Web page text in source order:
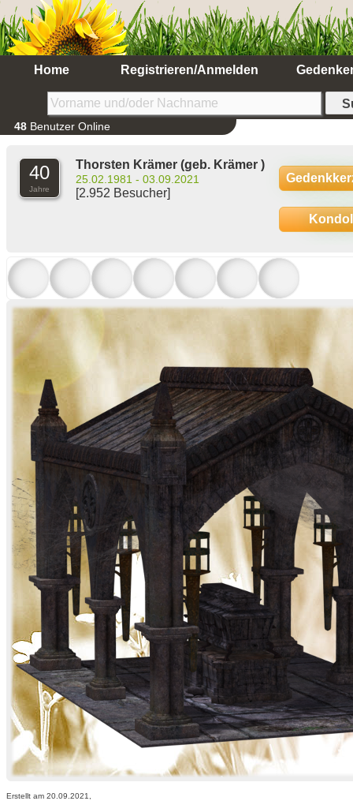
Home Registrieren/Anmelden
48 Benutzer Online
40
Jahre
Thorsten Krämer (geb. Krämer )
25.02.1981 - 03.09.2021
[2.952 Besucher]
Erstellt am 20.09.2021,